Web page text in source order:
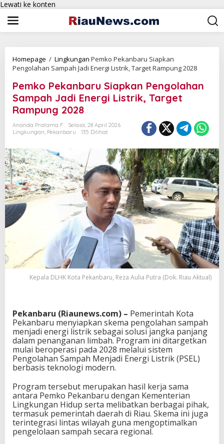
Lewati ke konten
Homepage / Lingkungan Pemko Pekanbaru Siapkan
Pengolahan Sampah Jadi Energi Listrik, Target Rampung 2028
Pemko Pekanbaru Siapkan Pengolahan
Sampah Jadi Energi Listrik, Target
Rampung 2028
Ananda Pratama F
Selasa, 28 April 2026
Lingkungan, Pekanbaru 135 Dilihat
Kepala DLHK Kota Pekanbaru, Reza Aulia Putra (Dok. Riau Aktual)
Pekanbaru (Riaunews.com) – Pemerintah Kota
Pekanbaru menyiapkan skema pengolahan sampah
menjadi energi listrik sebagai solusi jangka panjang
dalam penanganan limbah. Program ini ditargetkan
mulai beroperasi pada 2028 melalui sistem
Pengolahan Sampah Menjadi Energi Listrik (PSEL)
berbasis teknologi modern.
Program tersebut merupakan hasil kerja sama
antara Pemko Pekanbaru dengan Kementerian
Lingkungan Hidup serta melibatkan berbagai pihak,
termasuk pemerintah daerah di Riau. Skema ini juga
terintegrasi lintas wilayah guna mengoptimalkan
pengelolaan sampah secara regional.